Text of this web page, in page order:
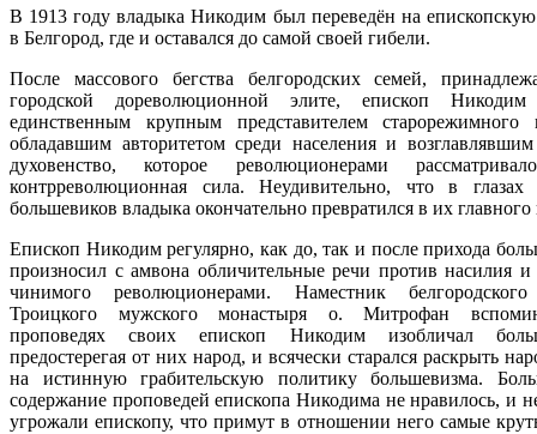
В 1913 году владыка Никодим был переведён на
в Белгород, где и оставался до самой своей гибели.
После массового бегства белгородских семей,
городской дореволюционной элите, епископ Никодим
единственным крупным представителем старорежимного
обладавшим авторитетом среди населения и
духовенство, которое революционерами
контрреволюционная сила. Неудивительно, что в глазах
большевиков владыка окончательно превратился в их главного
Епископ Никодим регулярно, как до, так и после прихода
произносил с амвона обличительные речи против насилия и
чинимого революционерами. Наместник
Троицкого мужского монастыря о. Митрофан
проповедях своих епископ Никодим изобличал
предостерегая от них народ, и всячески старался раскрыть
на истинную грабительскую политику большевизма.
содержание проповедей епископа Никодима не нравилось, и
угрожали епископу, что примут в отношении него самые